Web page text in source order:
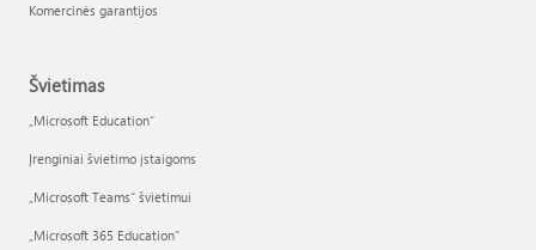
Komercinės garantijos
Švietimas
„Microsoft Education“
Įrenginiai švietimo įstaigoms
„Microsoft Teams“ švietimui
„Microsoft 365 Education“